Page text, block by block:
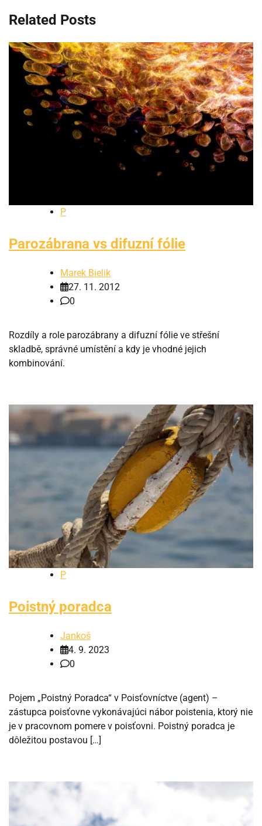
Related Posts
P
Parozábrana vs difuzní fólie
Marek Bielik
27. 11. 2012
0
Rozdíly a role parozábrany a difuzní fólie ve střešní
skladbě, správné umístění a kdy je vhodné jejich
kombinování.
P
Poistný poradca
Jankoš
4. 9. 2023
0
Pojem „Poistný Poradca“ v Poisťovníctve (agent) –
zástupca poisťovne vykonávajúci nábor poistenia, ktorý nie
je v pracovnom pomere v poisťovni. Poistný poradca je
dôležitou postavou […]